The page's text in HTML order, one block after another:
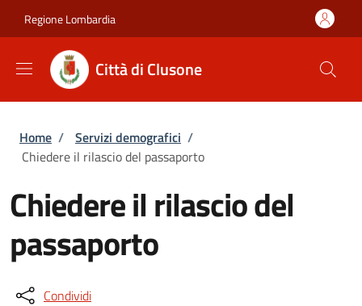
Regione Lombardia
Città di Clusone
Briciole di pane
Home / Servizi demografici /
Chiedere il rilascio del passaporto
Chiedere il rilascio del
passaporto
Condividi